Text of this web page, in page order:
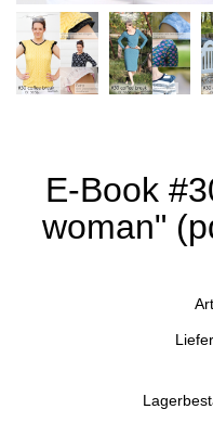
E-Book
woman"